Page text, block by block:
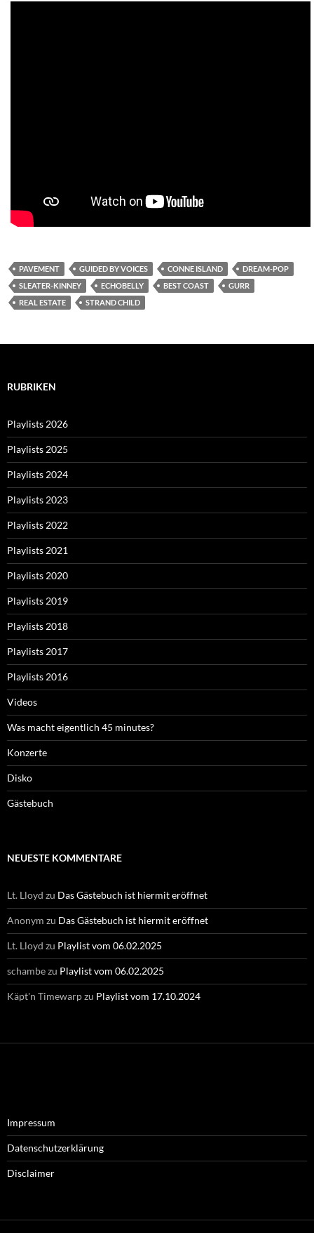
PAVEMENT GUIDED BY VOICES CONNE ISLAND
DREAM-POP
SLEATER-KINNEY
ECHOBELLY BEST COAST
GURR
REAL ESTATE
STRAND CHILD
RUBRIKEN
Playlists 2026
Playlists 2025
Playlists 2024
Playlists 2023
Playlists 2022
Playlists 2021
Playlists 2020
Playlists 2019
Playlists 2018
Playlists 2017
Playlists 2016
Videos
Was macht eigentlich 45 minutes?
Konzerte
Disko
Gästebuch
NEUESTE KOMMENTARE
Lt. Lloyd zu Das Gästebuch ist hiermit eröffnet
Anonym zu Das Gästebuch ist hiermit eröffnet
Lt. Lloyd zu Playlist vom 06.02.2025
schambezu Playlist vom 06.02.2025
Käpt'n Timewarpzu Playlist vom 17.10.2024
Impressum
Datenschutzerklärung
Disclaimer